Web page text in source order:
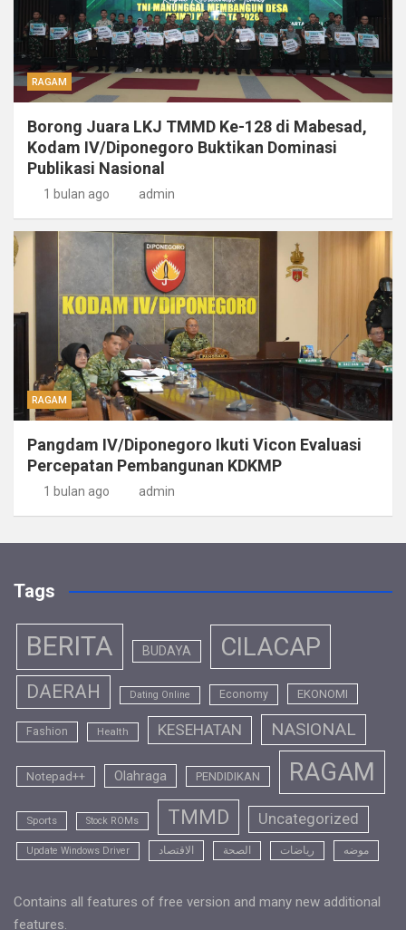
RAGAM
Borong Juara LKJ TMMD Ke-128 di Mabesad,
Kodam IV/Diponegoro Buktikan Dominasi
Publikasi Nasional
1 bulan ago admin
RAGAM
Pangdam IV/Diponegoro Ikuti Vicon Evaluasi
Percepatan Pembangunan KDKMP
1 bulan ago admin
Tags
BERITA BUDAYA CILACAP
DAERAH Dating Online Economy EKONOMI
Fashion Health KESEHATAN NASIONAL
Notepad++ Olahraga PENDIDIKAN RAGAM
Sports Stock ROMs TMMD Uncategorized
Update Windows Driver الاقتصاد الصحة رياضات موضه
Contains all features of free version and many new additional
features.